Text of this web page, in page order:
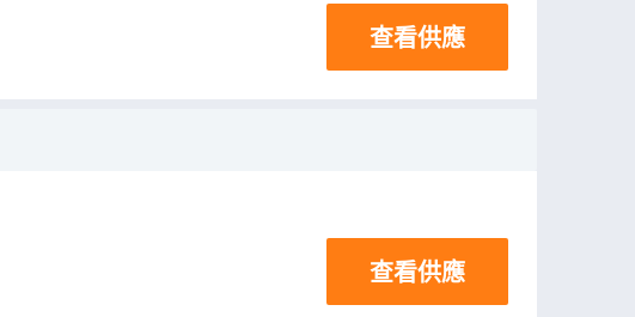
查看供應
查看供應